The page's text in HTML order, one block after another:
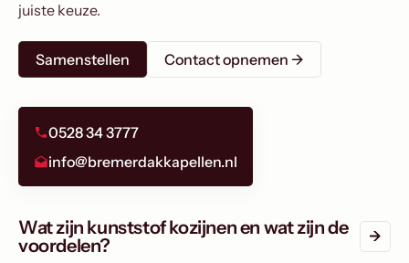
juiste keuze.
Samenstellen Contact opnemen ->
0528 34 3777
info@bremerdakkapellen.nl
Wat zijn kunststof kozijnen en wat zijn de
voordelen?